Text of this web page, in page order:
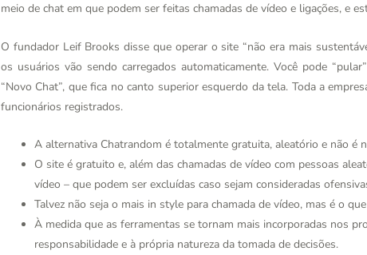
meio de chat em que podem ser feitas chamadas de vídeo e ligações, e
O fundador Leif Brooks disse que operar o site “não era mais
os usuários vão sendo carregados automaticamente. Você pode
“Novo Chat”, que fica no canto superior esquerdo da tela. Toda a
funcionários registrados.
A alternativa Chatrandom é totalmente gratuita, aleatório e não é
O site é gratuito e, além das chamadas de vídeo com pessoas
vídeo – que podem ser excluídas caso sejam consideradas
Talvez não seja o mais in style para chamada de vídeo, mas é o
À medida que as ferramentas se tornam mais incorporadas nos
responsabilidade e à própria natureza da tomada de decisões.